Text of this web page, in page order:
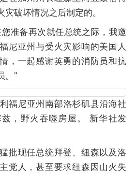
破坏情况之后制定的。
准备再次就任总统之际，我邀
尼亚州与受火灾影响的美国人
，一起感谢英勇的消防员和抗
。”
福尼亚州南部洛杉矶县沿海社
，野火吞噬房屋。 新华社发
批现任总统拜登、纽森以及洛
党人，甚至要求纽森因山火失